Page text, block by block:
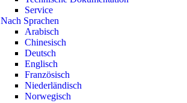
Service
Nach Sprachen
Arabisch
Chinesisch
Deutsch
Englisch
Französisch
Niederländisch
Norwegisch